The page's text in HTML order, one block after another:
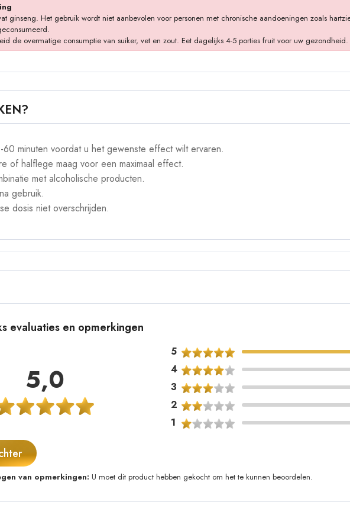
ginseng. Het gebruik wordt niet aanbevolen voor personen met chronische aandoeningen zoals
de overmatige consumptie van suiker, vet en zout. Eet dagelijks 4-5 porties fruit voor uw gezondheid.
minuten voordat u het gewenste effect wilt ervaren.
of halflege maag voor een maximaal effect.
met alcoholische producten.
gebruik.
dosis niet overschrijden.
evaluaties en opmerkingen
5,0
5
4
3
2
1
van opmerkingen: U moet dit product hebben gekocht om het te kunnen beoordelen.